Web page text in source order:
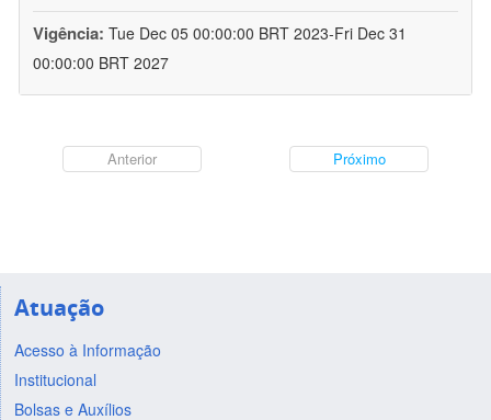
Vigência: Tue Dec 05 00:00:00 BRT 2023-Fri Dec 31
00:00:00 BRT 2027
Anterior Próximo
Atuação
Acesso à Informação
Institucional
Bolsas e Auxílios